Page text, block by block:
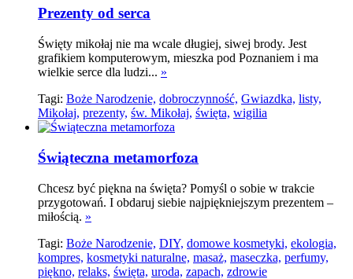
Prezenty od serca
Święty mikołaj nie ma wcale długiej, siwej brody. Jest
grafikiem komputerowym, mieszka pod Poznaniem i ma
wielkie serce dla ludzi... »
Tagi: Boże Narodzenie, dobroczynność, Gwiazdka, listy,
Mikołaj, prezenty, św. Mikołaj, święta, wigilia
Świąteczna metamorfoza
Chcesz być piękna na święta? Pomyśl o sobie w trakcie
przygotowań. I obdaruj siebie najpiękniejszym prezentem –
miłością. »
Tagi: Boże Narodzenie, DIY, domowe kosmetyki, ekologia,
kompres, kosmetyki naturalne, masaż, maseczka, perfumy,
piękno, relaks, święta, uroda, zapach, zdrowie